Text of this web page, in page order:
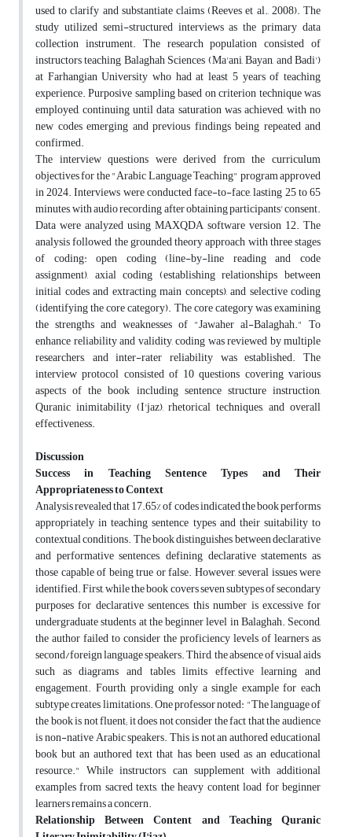
used to clarify and substantiate claims (Reeves et al., 2008). The
study utilized semi-structured interviews as the primary data
collection instrument. The research population consisted of
instructors teaching Balaghah Sciences (Ma'ani, Bayan, and Badi')
at Farhangian University who had at least 5 years of teaching
experience. Purposive sampling based on criterion technique was
employed, continuing until data saturation was achieved, with no
new codes emerging and previous findings being repeated and
confirmed.
The interview questions were derived from the curriculum
objectives for the "Arabic Language Teaching" program approved
in 2024. Interviews were conducted face-to-face, lasting 25 to 65
minutes, with audio recording after obtaining participants' consent.
Data were analyzed using MAXQDA software version 12. The
analysis followed the grounded theory approach with three stages
of coding: open coding (line-by-line reading and code
assignment), axial coding (establishing relationships between
initial codes and extracting main concepts), and selective coding
(identifying the core category). The core category was examining
the strengths and weaknesses of "Jawaher al-Balaghah." To
enhance reliability and validity, coding was reviewed by multiple
researchers, and inter-rater reliability was established. The
interview protocol consisted of 10 questions covering various
aspects of the book including sentence structure instruction,
Quranic inimitability (I'jaz), rhetorical techniques, and overall
effectiveness.
Discussion
Success in Teaching Sentence Types and Their
Appropriateness to Context
Analysis revealed that 17.65% of codes indicated the book performs
appropriately in teaching sentence types and their suitability to
contextual conditions. The book distinguishes between declarative
and performative sentences, defining declarative statements as
those capable of being true or false. However, several issues were
identified. First, while the book covers seven subtypes of secondary
purposes for declarative sentences, this number is excessive for
undergraduate students at the beginner level in Balaghah. Second,
the author failed to consider the proficiency levels of learners as
second/foreign language speakers. Third, the absence of visual aids
such as diagrams and tables limits effective learning and
engagement. Fourth, providing only a single example for each
subtype creates limitations. One professor noted: "The language of
the book is not fluent; it does not consider the fact that the audience
is non-native Arabic speakers. This is not an authored educational
book but an authored text that has been used as an educational
resource." While instructors can supplement with additional
examples from sacred texts, the heavy content load for beginner
learners remains a concern.
Relationship Between Content and Teaching Quranic